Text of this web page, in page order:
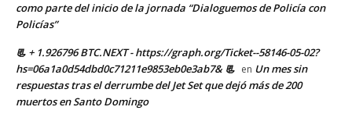
como parte del inicio de la jornada “Dialoguemos de Policía con
Policías”
📃 + 1.926796 BTC.NEXT - https://graph.org/Ticket--58146-05-02?
hs=06a1a0d54dbd0c71211e9853eb0e3ab7& 📃 en Un mes sin
respuestas tras el derrumbe del Jet Set que dejó más de 200
muertos en Santo Domingo